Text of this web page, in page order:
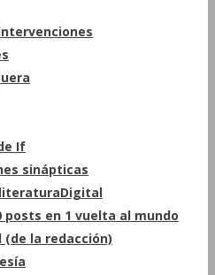
If
sinápticas
posts en 1 vuelta al mundo
(de la redacción)